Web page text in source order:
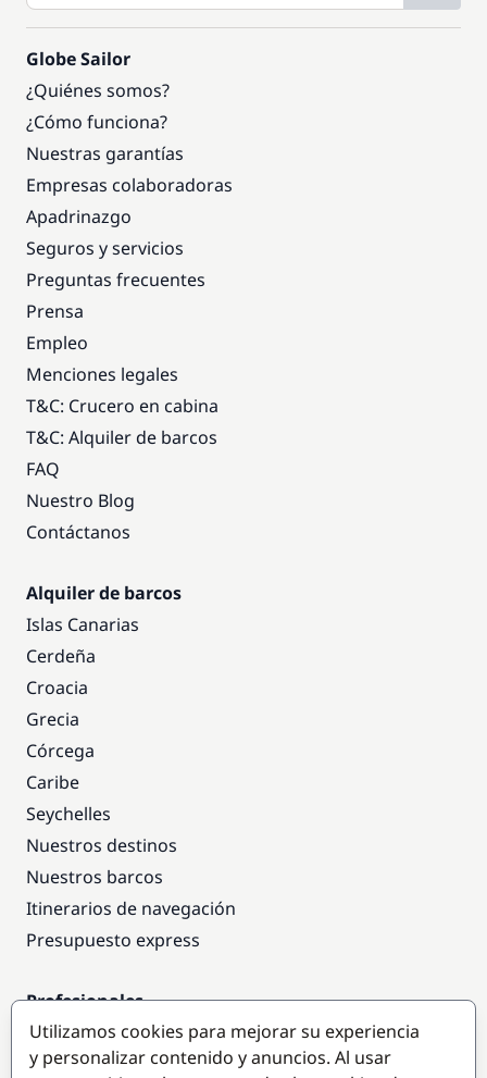
Globe Sailor
¿Quiénes somos?
¿Cómo funciona?
Nuestras garantías
Empresas colaboradoras
Apadrinazgo
Seguros y servicios
Preguntas frecuentes
Prensa
Empleo
Menciones legales
T&C: Crucero en cabina
T&C: Alquiler de barcos
FAQ
Nuestro Blog
Contáctanos
Alquiler de barcos
Islas Canarias
Cerdeña
Croacia
Grecia
Córcega
Caribe
Seychelles
Nuestros destinos
Nuestros barcos
Itinerarios de navegación
Presupuesto express
Profesionales
Acceso empresas
Colaborar como empresa
Utilizamos cookies para mejorar su experiencia
y personalizar contenido y anuncios. Al usar